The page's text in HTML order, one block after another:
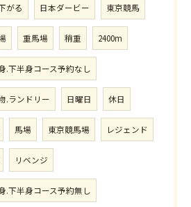
がる 日本ダービー 東京競馬
重馬場 稍重 2400m
.下半身コース予約なし
.ランドリー 日曜日 休日
馬場 東京競馬場 レジェンド
リベンジ
.下半身コース予約無し